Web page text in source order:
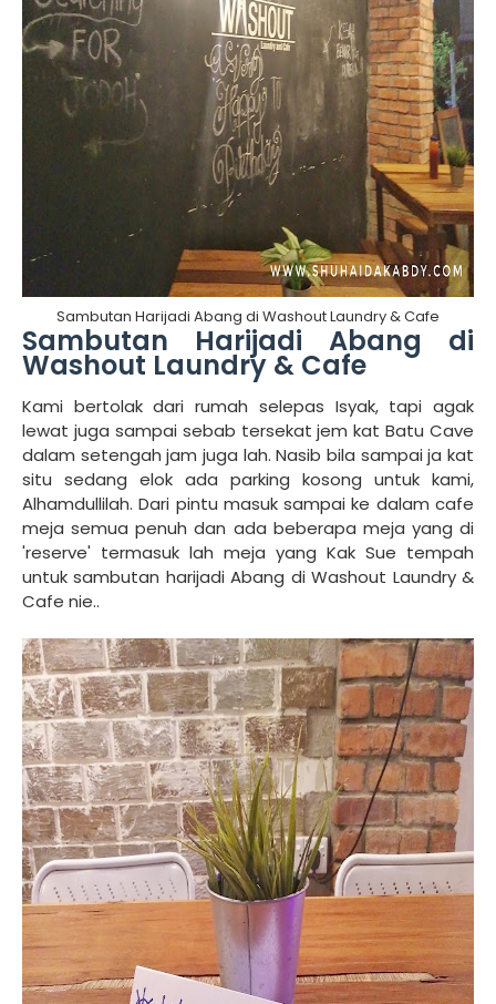
Sambutan Harijadi Abang di Washout Laundry & Cafe
Sambutan Harijadi Abang di
Washout Laundry & Cafe
Kami bertolak dari rumah selepas Isyak, tapi agak
lewat juga sampai sebab tersekat jem kat Batu Cave
dalam setengah jam juga lah. Nasib bila sampai ja kat
situ sedang elok ada parking kosong untuk kami,
Alhamdullilah. Dari pintu masuk sampai ke dalam cafe
meja semua penuh dan ada beberapa meja yang di
'reserve' termasuk lah meja yang Kak Sue tempah
untuk sambutan harijadi Abang di Washout Laundry &
Cafe nie..